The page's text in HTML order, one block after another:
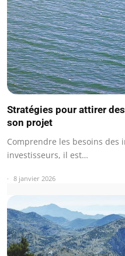
Stratégies pour attirer
son projet
Comprendre les besoins des
investisseurs, il est…
8 janvier 2026